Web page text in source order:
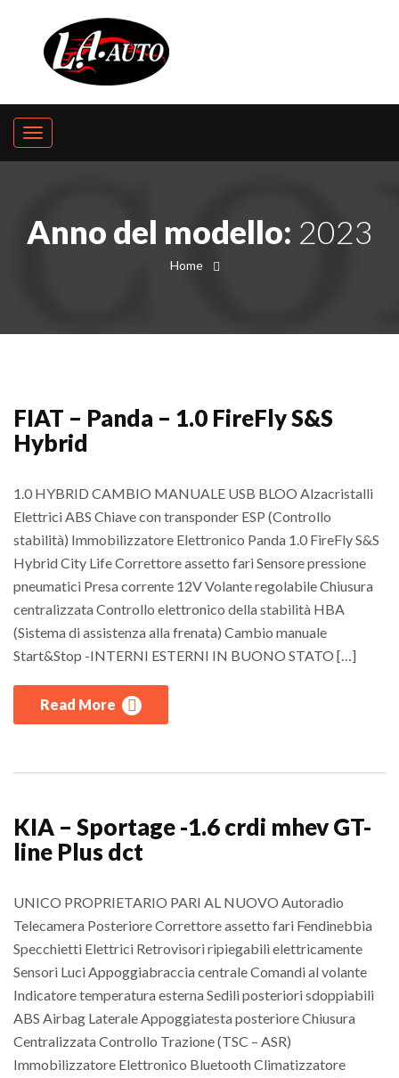
Anno del modello: 2023
Home
FIAT – Panda – 1.0 FireFly S&S
Hybrid
1.0 HYBRID CAMBIO MANUALE USB BLOO Alzacristalli
Elettrici ABS Chiave con transponder ESP (Controllo
stabilità) Immobilizzatore Elettronico Panda 1.0 FireFly S&S
Hybrid City Life Correttore assetto fari Sensore pressione
pneumatici Presa corrente 12V Volante regolabile Chiusura
centralizzata Controllo elettronico della stabilità HBA
(Sistema di assistenza alla frenata) Cambio manuale
Start&Stop -INTERNI ESTERNI IN BUONO STATO […]
Read More
KIA – Sportage -1.6 crdi mhev GT-
line Plus dct
UNICO PROPRIETARIO PARI AL NUOVO Autoradio
Telecamera Posteriore Correttore assetto fari Fendinebbia
Specchietti Elettrici Retrovisori ripiegabili elettricamente
Sensori Luci Appoggiabraccia centrale Comandi al volante
Indicatore temperatura esterna Sedili posteriori sdoppiabili
ABS Airbag Laterale Appoggiatesta posteriore Chiusura
Centralizzata Controllo Trazione (TSC – ASR)
Immobilizzatore Elettronico Bluetooth Climatizzatore